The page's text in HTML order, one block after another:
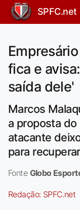
SPFC.net
fica e
saída dele'
Marcos
a proposta do
atacante
para
Fonte Globo
Redação: SPFC.net